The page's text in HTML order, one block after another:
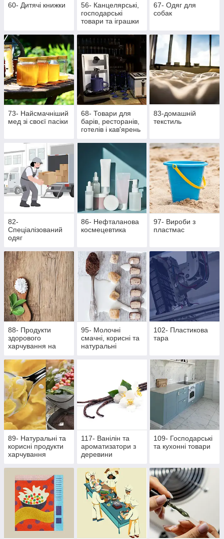
60- Дитячі книжки
56- Канцелярські,
господарські
товари та іграшки
67- Одяг для
собак
73- Найсмачніший
мед зі своєї пасіки
68- Товари для
барів, ресторанів,
готелів і кав'ярень
83-домашній
текстиль
82-
Спеціалізований
одяг
86- Нефталанова
космецевтика
97- Вироби з
пластмас
88- Продукти
здорового
харчування на
стевії
95- Молочні
смачні, корисні та
натуральні
102- Пластикова
тара
89- Натуральні та
корисні продукти
харчування
117- Ванілін та
ароматизатори з
деревини
109- Господарські
та кухонні товари